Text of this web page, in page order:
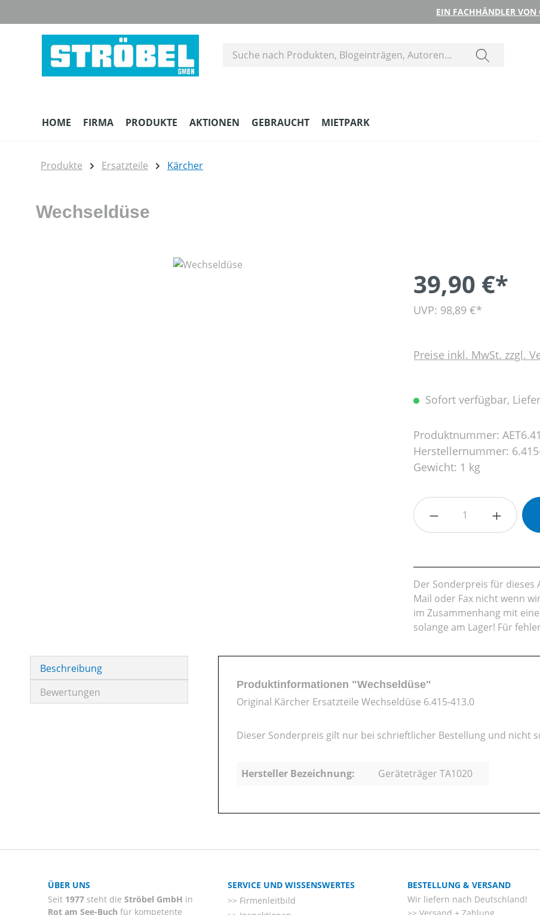
EIN FACHHÄNDLER VON
HOME FIRMA PRODUKTE AKTIONEN GEBRAUCHT MIETPARK
Produkte Ersatzteile Kärcher
Wechseldüse
39,90 €*
UVP: 98,89 €*
Preise inkl. MwSt. zzgl.
Sofort verfügbar,
Produktnummer:
Herstellernummer:
Gewicht: 1 kg
Produkt Anzahl:
Der Sonderpreis für dieses
Mail oder Fax nicht wenn
im Zusammenhang mit
solange am Lager! Für
Beschreibung
Bewertungen
Produktinformationen "Wechseldüse"
Original Kärcher Ersatzteile Wechseldüse 6.415-413.0
Dieser Sonderpreis gilt nur bei schrieftlicher Bestellung und nicht
Hersteller Bezeichnung: Geräteträger TA1020
ÜBER UNS
Seit 1977 steht die Ströbel GmbH in
Rot am See-Buch für kompetente
SERVICE UND WISSENSWERTES
Firmenleitbild
BESTELLUNG & VERSAND
Wir liefern nach Deutschland!